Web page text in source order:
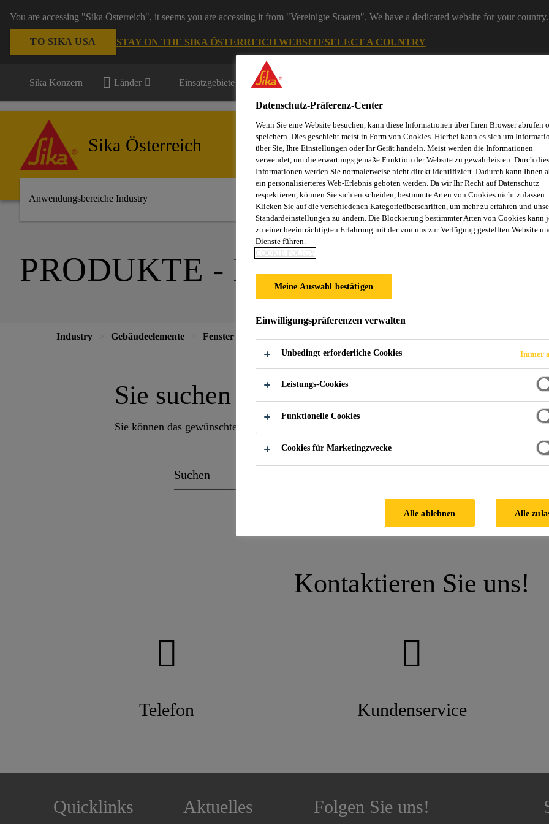
You are accessing "Sika Österreich", it seems you are accessing it from "Vereinigte Staaten". We have a dedicated website for your country.
TO SIKA USA STAY ON THE SIKA ÖSTERREICH WEBSITESELECT A COUNTRY
Sika Konzern Länder Einsatzgebiete Industry
Sika Österreich
Anwendungsbereiche Industry
PRODUKTE - FENSTER
Industry Gebäudeelemente Fenster
Sie suchen ein Sika Produkt?
Sie können das gewünschte Produkt nicht finden? Zögern Sie nicht,
Kontaktieren Sie uns!
Telefon Kundenservice
Quicklinks Aktuelles Folgen Sie uns!
Datenschutz-Präferenz-Center
Wenn Sie eine Website besuchen, kann diese Informationen über Ihren Browser abrufen
speichern. Dies geschieht meist in Form von Cookies. Hierbei kann es sich um
über Sie, Ihre Einstellungen oder Ihr Gerät handeln. Meist werden die Informationen
verwendet, um die erwartungsgemäße Funktion der Website zu gewährleisten. Durch
Informationen werden Sie normalerweise nicht direkt identifiziert. Dadurch kann Ihnen
ein personalisierteres Web-Erlebnis geboten werden. Da wir Ihr Recht auf Datenschutz
respektieren, können Sie sich entscheiden, bestimmte Arten von Cookies nicht zulassen.
Klicken Sie auf die verschiedenen Kategorieüberschriften, um mehr zu erfahren und
Standardeinstellungen zu ändern. Die Blockierung bestimmter Arten von Cookies kann
zu einer beeinträchtigten Erfahrung mit der von uns zur Verfügung gestellten Website
Dienste führen.
COOKIE POLICY
Meine Auswahl bestätigen
Einwilligungspräferenzen verwalten
Unbedingt erforderliche Cookies Immer
Leistungs-Cookies
Funktionelle Cookies
Cookies für Marketingzwecke
Alle ablehnen Alle